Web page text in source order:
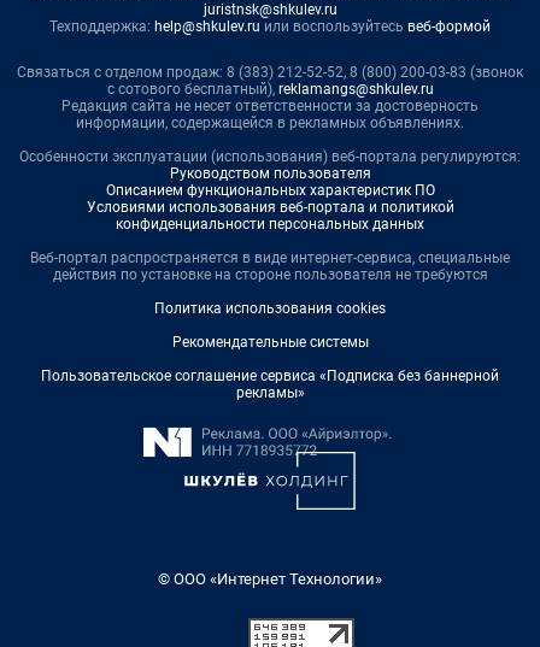
juristnsk@shkulev.ru
Техподдержка: help@shkulev.ru или воспользуйтесь веб-формой
Связаться с отделом продаж: 8 (383) 212-52-52, 8 (800) 200-03-83 (звонок
с сотового бесплатный), reklamangs@shkulev.ru
Редакция сайта не несет ответственности за достоверность
информации, содержащейся в рекламных объявлениях.
Особенности эксплуатации (использования) веб-портала регулируются:
Руководством пользователя
Описанием функциональных характеристик ПО
Условиями использования веб-портала и политикой
конфиденциальности персональных данных
Веб-портал распространяется в виде интернет-сервиса, специальные
действия по установке на стороне пользователя не требуются
Политика использования cookies
Рекомендательные системы
Пользовательское соглашение сервиса «Подписка без баннерной
рекламы»
© ООО «Интернет Технологии»